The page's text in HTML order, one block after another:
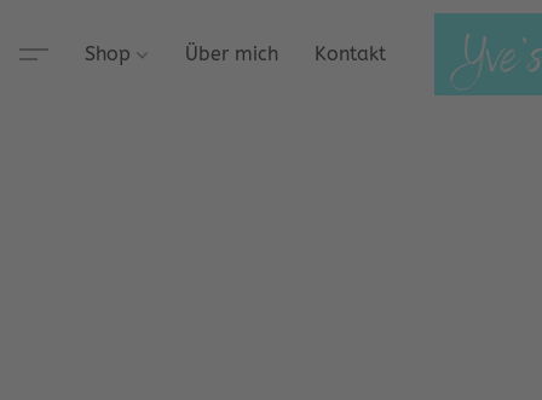
Shop Über mich Kontakt